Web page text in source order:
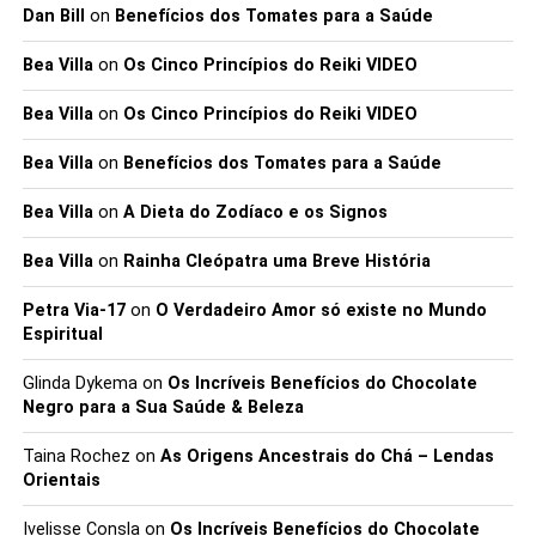
pessoas de Áries em particular devem evitar. O excesso
de sal afeta os ossos e artérias, o álcool superestimula e
reage negativamente nos rins. Eles devem beber muita
água e obter descanso e relaxamento adequados.
Touro (20 de abril a 20 de
maio)
tão poderoso como
este para calcular todas
as variantes que
preenchem o nosso
presente, definem o
nosso futuro e
explicam o nosso
passado.
Relatório Personalizado – Numerologia Kabbalistica
Dan Bill on Benefícios dos Tomates para a Saúde
Bea Villaon Os Cinco Princípios do Reiki VIDEO
Bea Villaon Os Cinco Princípios do Reiki VIDEO
Bea Villaon Benefícios dos Tomates para a Saúde
Bea Villaon A Dieta do Zodíaco e os Signos
Bea Villaon Rainha Cleópatra uma Breve História
Petra Via-17on O Verdadeiro Amor só existe no Mundo
Espiritual
Glinda Dykemaon Os Incríveis Benefícios do Chocolate
Negro para a Sua Saúde & Beleza
Taina Rochez on As Origens Ancestrais do Chá – Lendas
Orientais
Ivelisse Conslaon Os Incríveis Benefícios do Chocolate